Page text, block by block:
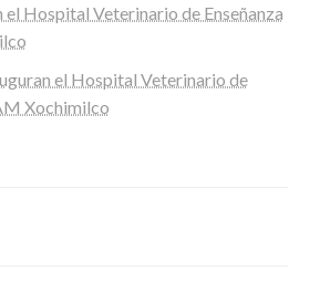
el Hospital Veterinario de Enseñanza
el Hospital Veterinario de
Xochimilco